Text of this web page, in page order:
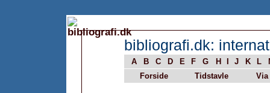
bibliografi.dk:
A B C D E F G H J K L
Forside
Tidstavle Via